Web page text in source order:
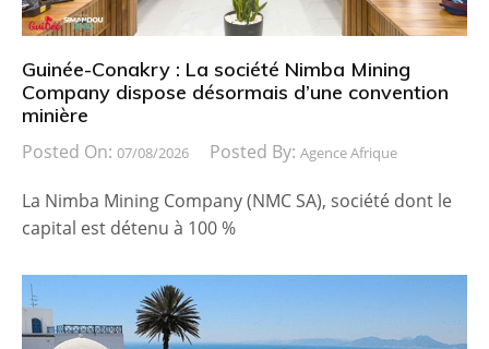
Guinée-Conakry : La société Nimba Mining
Company dispose désormais d’une convention
minière
Posted On: 07/08/2026 Posted By: Agence Afrique
La Nimba Mining Company (NMC SA), société dont le
capital est détenu à 100 %